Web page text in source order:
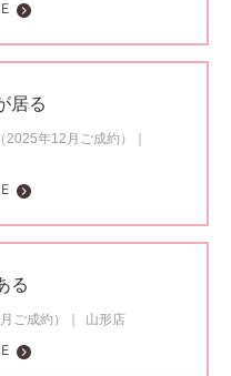
居る
年12月ご成約）
る
ご成約）
山形店